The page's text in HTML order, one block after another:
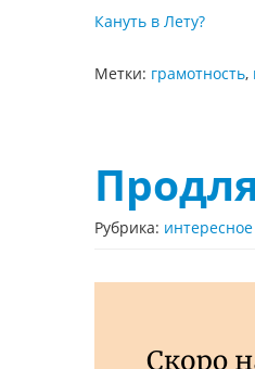
Кануть в Лету?
Метки: грамотность,
Рубрика: интересное